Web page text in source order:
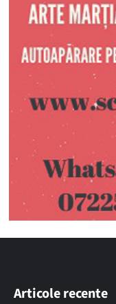
Articole recente